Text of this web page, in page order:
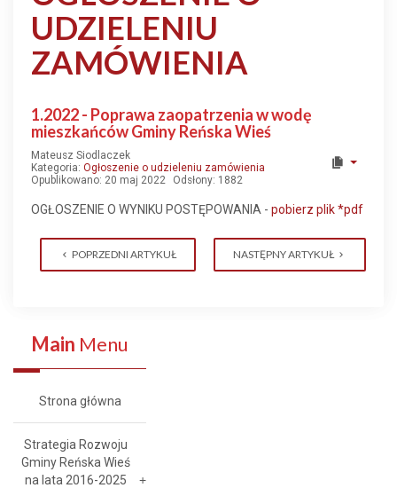
UDZIELENIU
ZAMÓWIENIA
1.2022 - Poprawa zaopatrzenia w wodę
mieszkańców Gminy Reńska Wieś
Mateusz Siodlaczek
Kategoria: Ogłoszenie o udzieleniu zamówienia
Opublikowano: 20 maj 2022
Odsłony: 1882
OGŁOSZENIE O WYNIKU POSTĘPOWANIA - pobierz plik *pdf
POPRZEDNI ARTYKUŁ NASTĘPNY ARTYKUŁ
Main Menu
Strona główna
Strategia Rozwoju
Gminy Reńska Wieś
na lata 2016-2025